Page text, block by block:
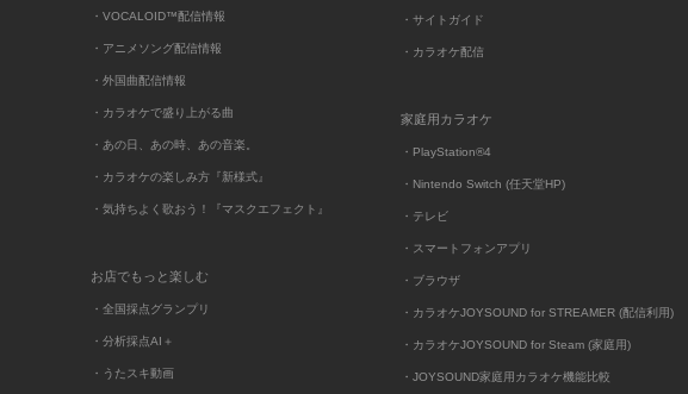
・VOCALOID™配信情報
・アニメソング配信情報
・外国曲配信情報
・カラオケで盛り上がる曲
・あの日、あの時、あの音楽。
・カラオケの楽しみ方『新様式』
・気持ちよく歌おう！『マスクエフェクト』
お店でもっと楽しむ
・全国採点グランプリ
・分析採点AI＋
・うたスキ動画
・サイトガイド
・カラオケ配信
家庭用カラオケ
・PlayStation®4
・Nintendo Switch (任天堂HP)
・テレビ
・スマートフォンアプリ
・ブラウザ
・カラオケJOYSOUND for STREAMER (配信利用)
・カラオケJOYSOUND for Steam (家庭用)
・JOYSOUND家庭用カラオケ機能比較